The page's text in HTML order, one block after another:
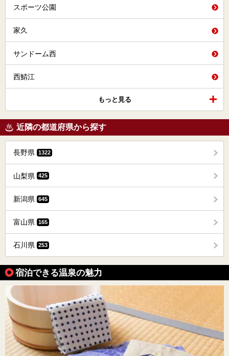
スポーツ公園
家久
サンドーム西
西鯖江
もっと見る
近隣の都道府県から探す
長野県 1322
山梨県 425
新潟県 645
富山県 165
石川県 253
宿泊できる温泉の魅力